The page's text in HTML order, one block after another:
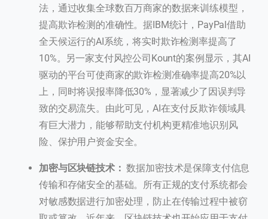
法，通过收集全球数百万商家的数据来训练模型，
提高欺诈检测的准确性。据IBM统计，PayPal借助
全天候运行的AI系统，将实时欺诈检测率提高了
10%。另一家支付风控公司Kount的案例显示，其AI
驱动的平台可使商家的欺诈检测准确率提高20%以
上，同时将误报率降低30%，显著减少了因误判导
致的交易流失。由此可见，AI在支付反欺诈领域具
有巨大潜力，能够帮助支付机构更精准地识别风
险、保护用户资金安全。
加密与区块链技术：数据加密技术是保障支付信息
传输和存储安全的基础。所有正规的支付系统都会
对敏感数据进行加密处理，防止在传输过程中被窃